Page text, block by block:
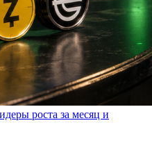
роста за месяц и